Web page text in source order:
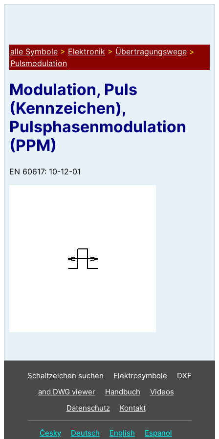
alle Symbole > Elektronik > Übertragungswege >
Pulsmodulation
Modulation, Puls
(Kennzeichen),
Pulsphasenmodulation
(PPM)
EN 60617: 10-12-01
Schaltzeichen suchen Elektrosymbole
DXF
and DWG viewer
Handbuch
Videos
Datenschutz
Kontakt
Česky Deutsch English Espanol